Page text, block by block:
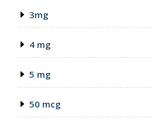
3mg
4 mg
5 mg
50 mcg